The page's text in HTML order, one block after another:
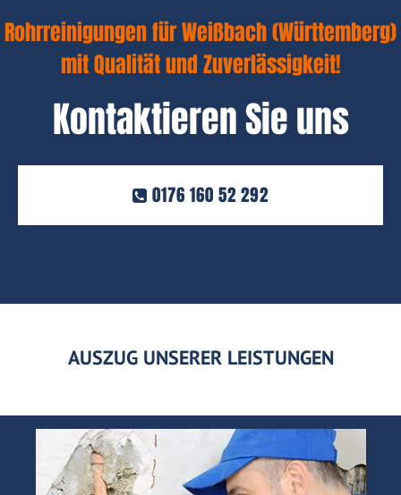
Rohrreinigungen für Weißbach (Württemberg)
mit Qualität und Zuverlässigkeit!
Kontaktieren Sie uns
0176 160 52 292
AUSZUG UNSERER LEISTUNGEN